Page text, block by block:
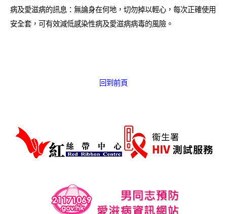
其他
病及愛滋病的訊息：無論身在何地，切勿掉以輕心，每次正確使用
安全套，可有效減低感染性病及愛滋病病毒的風險。
回到前頁